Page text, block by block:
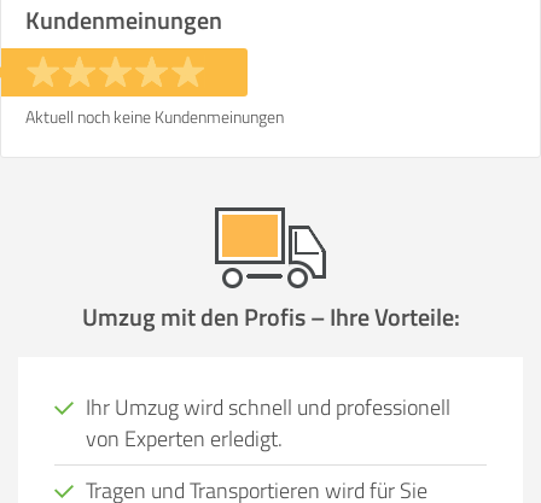
Kundenmeinungen
Aktuell noch keine Kundenmeinungen
Umzug mit den Profis – Ihre Vorteile:
Ihr Umzug wird schnell und professionell
von Experten erledigt.
Tragen und Transportieren wird für Sie